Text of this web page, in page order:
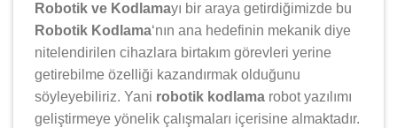
Robotik ve Kodlamayı bir araya getirdiğimizde bu
Robotik Kodlama‘nın ana hedefinin mekanik diye
nitelendirilen cihazlara birtakım görevleri yerine
getirebilme özelliği kazandırmak olduğunu
söyleyebiliriz. Yani robotik kodlama robot yazılımı
geliştirmeye yönelik çalışmaları içerisine almaktadır.